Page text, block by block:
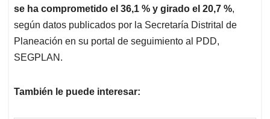
se ha comprometido el 36,1 % y girado el 20,7 %,
según datos publicados por la Secretaría Distrital de
Planeación en su portal de seguimiento al PDD,
SEGPLAN.
También le puede interesar: